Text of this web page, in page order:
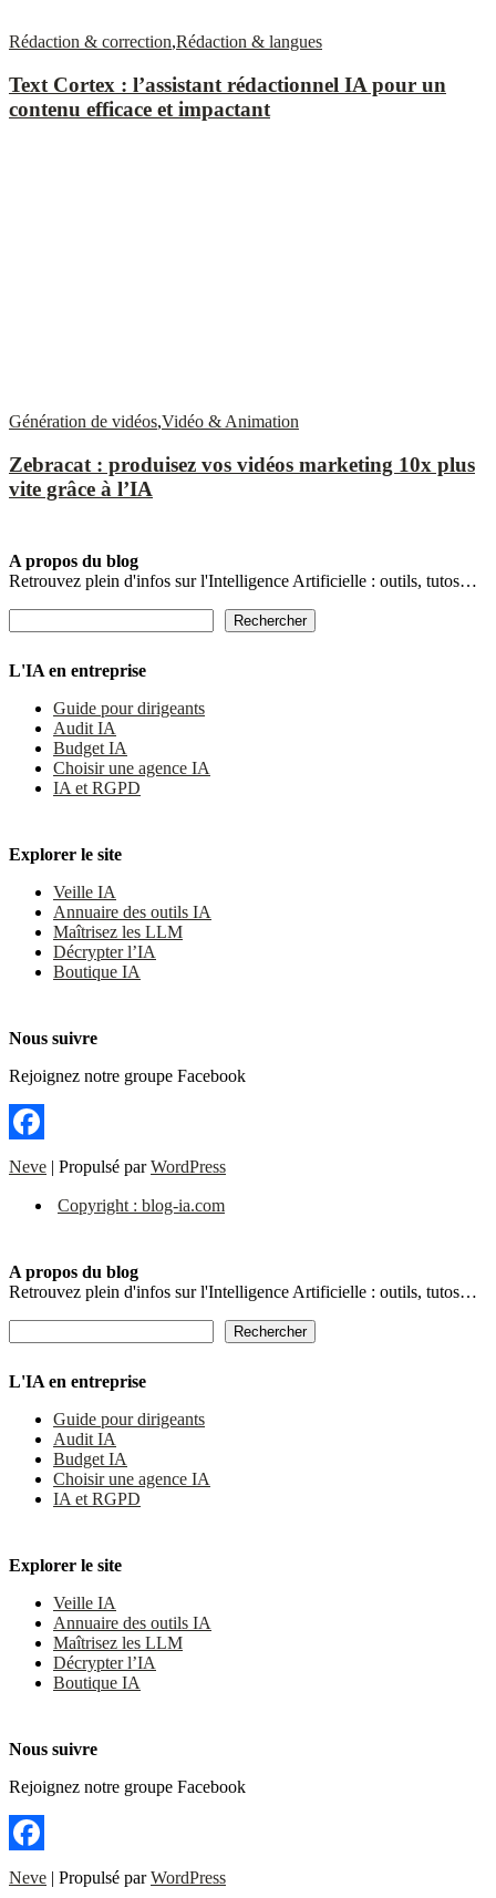
Rédaction & correction,Rédaction & langues
Text Cortex : l’assistant rédactionnel IA pour un
contenu efficace et impactant
Génération de vidéos,Vidéo & Animation
Zebracat : produisez vos vidéos marketing 10x plus
vite grâce à l’IA
A propos du blog
Retrouvez plein d'infos sur l'Intelligence Artificielle : outils, tutos…
Rechercher
L'IA en entreprise
Guide pour dirigeants
Audit IA
Budget IA
Choisir une agence IA
IA et RGPD
Explorer le site
Veille IA
Annuaire des outils IA
Maîtrisez les LLM
Décrypter l’IA
Boutique IA
Nous suivre
Rejoignez notre groupe Facebook
Facebook
Neve | Propulsé parWordPress
Copyright : blog-ia.com
A propos du blog
Retrouvez plein d'infos sur l'Intelligence Artificielle : outils, tutos…
Rechercher
L'IA en entreprise
Guide pour dirigeants
Audit IA
Budget IA
Choisir une agence IA
IA et RGPD
Explorer le site
Veille IA
Annuaire des outils IA
Maîtrisez les LLM
Décrypter l’IA
Boutique IA
Nous suivre
Rejoignez notre groupe Facebook
Facebook
Neve | Propulsé parWordPress